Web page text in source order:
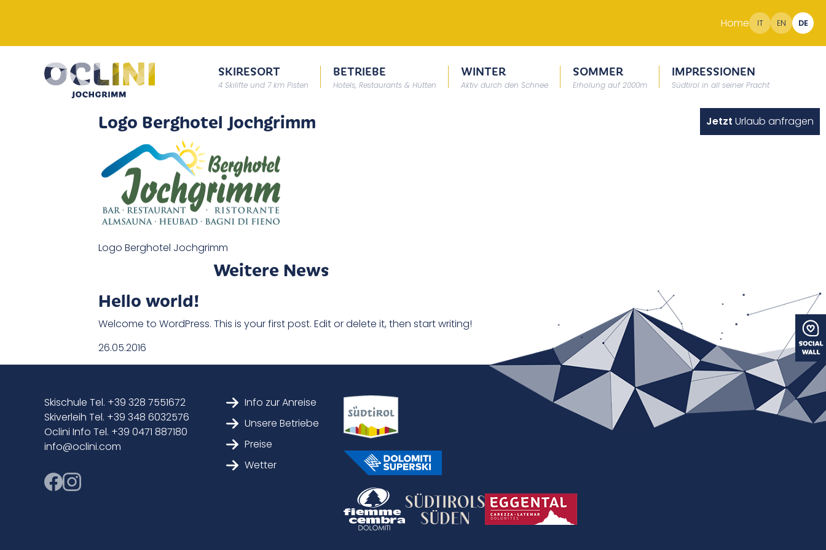
Home IT EN DE
SKIRESORT
4 Skilifte und 7 km Pisten
BETRIEBE
Hotels, Restaurants & Hütten
WINTER
Aktiv durch den Schnee
SOMMER
Erholung auf 2000m
IMPRESSIONEN
Südtirol in all seiner Pracht
Jetzt Urlaub anfragen
Logo Berghotel Jochgrimm
Logo Berghotel Jochgrimm
Weitere News
Hello world!
Welcome to WordPress. This is your first post. Edit or delete it, then start writing!
26.05.2016
Skischule Tel. +39 328 7551672
Skiverleih Tel. +39 348 6032576
Oclini Info Tel. +39 0471 887180
info@oclini.com
Info zur Anreise
Unsere Betriebe
Preise
Wetter